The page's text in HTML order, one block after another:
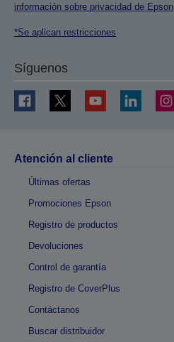
información sobre privacidad de Epson
*Se aplican restricciones
Síguenos
Atención al cliente
Últimas ofertas
Promociones Epson
Registro de productos
Devoluciones
Control de garantía
Registro de CoverPlus
Contáctanos
Buscar distribuidor